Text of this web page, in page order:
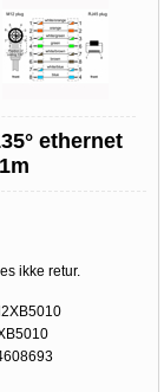
ethernet
ikke retur.